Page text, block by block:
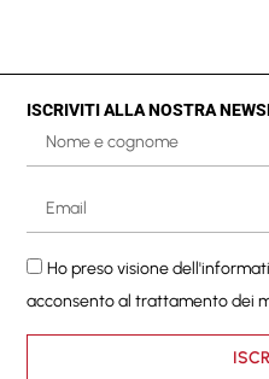
ISCRIVITI ALLA NOSTRA
Ho preso visione
acconsento al trattamento dei